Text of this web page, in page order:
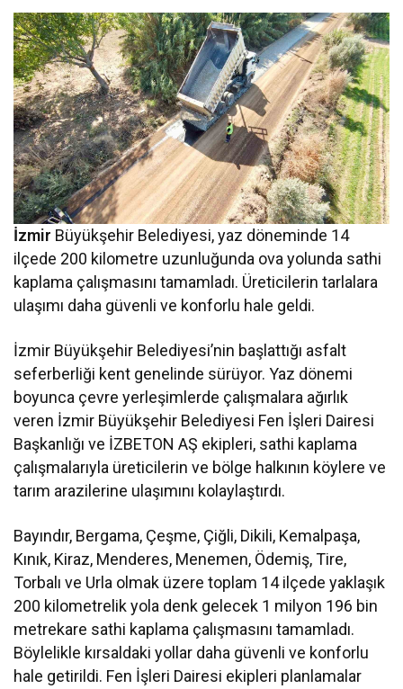
İzmir Büyükşehir Belediyesi, yaz döneminde 14
ilçede 200 kilometre uzunluğunda ova yolunda sathi
kaplama çalışmasını tamamladı. Üreticilerin tarlalara
ulaşımı daha güvenli ve konforlu hale geldi.
İzmir Büyükşehir Belediyesi’nin başlattığı asfalt
seferberliği kent genelinde sürüyor. Yaz dönemi
boyunca çevre yerleşimlerde çalışmalara ağırlık
veren İzmir Büyükşehir Belediyesi Fen İşleri Dairesi
Başkanlığı ve İZBETON AŞ ekipleri, sathi kaplama
çalışmalarıyla üreticilerin ve bölge halkının köylere ve
tarım arazilerine ulaşımını kolaylaştırdı.
Bayındır, Bergama, Çeşme, Çiğli, Dikili, Kemalpaşa,
Kınık, Kiraz, Menderes, Menemen, Ödemiş, Tire,
Torbalı ve Urla olmak üzere toplam 14 ilçede yaklaşık
200 kilometrelik yola denk gelecek 1 milyon 196 bin
metrekare sathi kaplama çalışmasını tamamladı.
Böylelikle kırsaldaki yollar daha güvenli ve konforlu
hale getirildi. Fen İşleri Dairesi ekipleri planlamalar